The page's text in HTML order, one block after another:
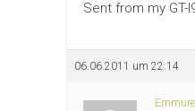
Sent from my GT-
06.06.2011 um 22:14
Emmure